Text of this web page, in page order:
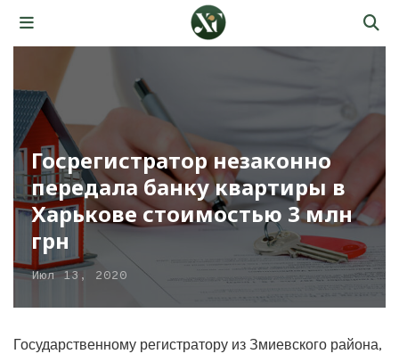
Госрегистратор незаконно
передала банку квартиры в
Харькове стоимостью 3 млн
грн
Июл 13, 2020
Государственному регистратору из Змиевского района,